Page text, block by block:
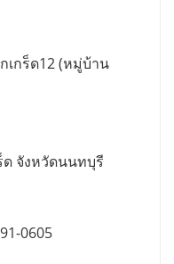
เกร็ด12 (หมู่บ้าน
จังหวัดนนทบุรี
0605